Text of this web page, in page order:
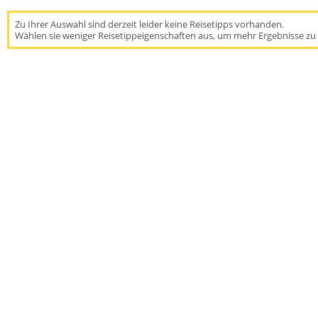
Zu Ihrer Auswahl sind derzeit leider keine Reisetipps vorhanden.
Wählen sie weniger Reisetippeigenschaften aus, um mehr Ergebnisse